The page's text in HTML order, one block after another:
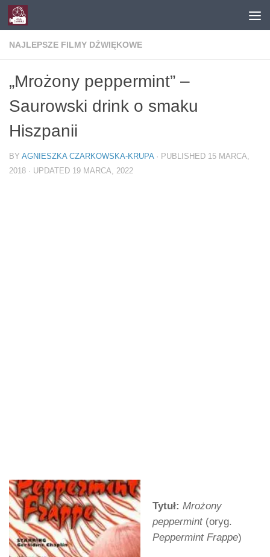
Skip to content
NAJLEPSZE FILMY DŹWIĘKOWE
„Mrożony peppermint” –
Saurowski drink o smaku
Hiszpanii
BY AGNIESZKA CZARKOWSKA-KRUPA · PUBLISHED 15 MARCA,
2018 · UPDATED 19 MARCA, 2022
Tytuł: Mrożony
peppermint(oryg.
Peppermint Frappe)